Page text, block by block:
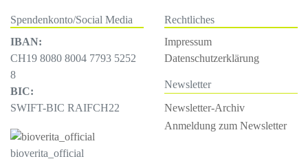
Spendenkonto/Social Media
IBAN:
CH19 8080 8004 7793 5252
8
BIC:
SWIFT-BIC RAIFCH22
bioverita_official
Rechtliches
Impressum
Datenschutzerklärung
Newsletter
Newsletter-Archiv
Anmeldung zum Newsletter